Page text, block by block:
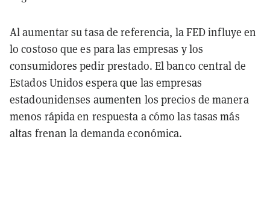
Al aumentar su tasa de referencia, la FED influye en
lo costoso que es para las empresas y los
consumidores pedir prestado. El banco central de
Estados Unidos espera que las empresas
estadounidenses aumenten los precios de manera
menos rápida en respuesta a cómo las tasas más
altas frenan la demanda económica.